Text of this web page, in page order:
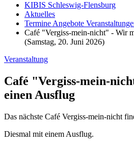
KIBIS Schleswig-Flensburg
Aktuelles
Termine Angebote
Café "Vergiss-mein-nicht" - Wir
(Samstag, 20. Juni 2026)
Veranstaltung
Café "Vergiss-mein-
einen Ausflug
Das nächste Café Vergiss-mein-nicht
Diesmal mit einem Ausflug.